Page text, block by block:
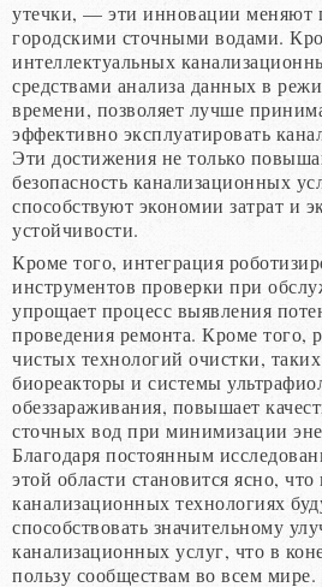
утечки, — эти инновации меняют
городскими сточными водами.
интеллектуальных
средствами анализа данных в
времени, позволяет лучше
эффективно эксплуатировать
Эти достижения не только
безопасность канализационных
способствуют экономии затрат и
устойчивости.
Кроме того, интеграция
инструментов проверки при
упрощает процесс выявления
проведения ремонта. Кроме того,
чистых технологий очистки,
биореакторы и системы
обеззараживания, повышает
сточных вод при минимизации
Благодаря постоянным
этой области становится ясно,
канализационных технологиях
способствовать значительному
канализационных услуг, что в
пользу сообществам во всем мире.